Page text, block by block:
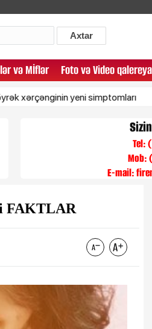
Axtar
və Mİflər Foto və Video qalereya
yeni simptomları
Tel:
Mob:
E-mail:
FAKTLAR